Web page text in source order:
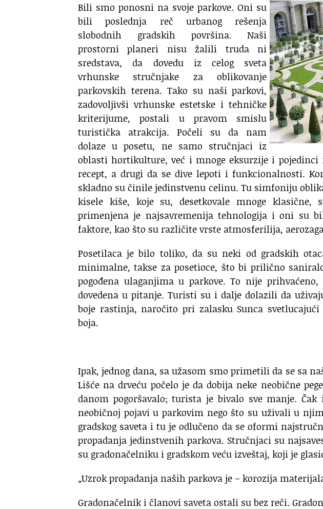
Bili smo ponosni na svoje parkove. Oni su
bili poslednja reč urbanog rešenja
slobodnih gradskih površina. Naši
prostorni planeri nisu žalili truda ni
sredstava, da dovedu iz celog sveta
vrhunske stručnjake za oblikovanje
parkovskih terena. Tako su naši parkovi,
zadovoljivši vrhunske estetske i tehničke
kriterijume, postali u pravom smislu
turistička atrakcija. Počeli su da nam
dolaze u posetu, ne samo stručnjaci iz
oblasti hortikulture, već i mnoge eksurzije i
recept, a drugi da se dive lepoti i funkcionalnosti.
skladno su činile jedinstvenu celinu. Tu simfoniju
kisele kiše, koje su, desetkovale mnoge klasične,
primenjena je najsavremenija tehnologija i oni su
faktore, kao što su različite vrste atmosferilija,
Posetilaca je bilo toliko, da su neki od gradskih
minimalne, takse za posetioce, što bi prilično
pogođena ulaganjima u parkove. To nije
dovedena u pitanje. Turisti su i dalje dolazili da
boje rastinja, naročito pri zalasku Sunca
boja.
Ipak, jednog dana, sa užasom smo primetili da se sa
Lišće na drveću počelo je da dobija neke neobične
danom pogoršavalo; turista je bivalo sve manje.
neobičnoj pojavi u parkovim nego što su uživali u
gradskog saveta i tu je odlučeno da se oformi
propadanja jedinstvenih parkova. Stručnjaci su
su gradonačelniku i gradskom veću izveštaj, koji je
„Uzrok propadanja naših parkova je – korozija
Gradonačelnik i članovi saveta ostali su bez reči.